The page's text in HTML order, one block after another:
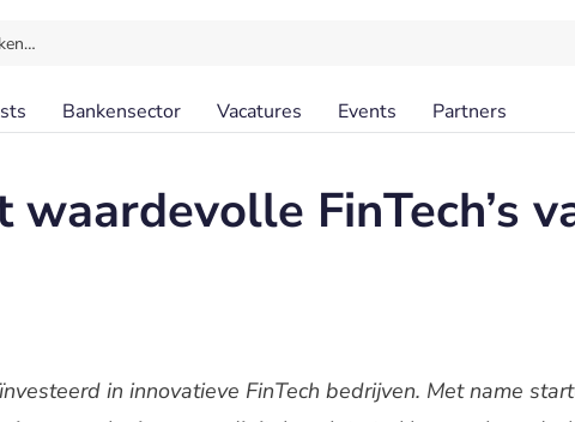
Bankensector Vacatures Events Partners
waardevolle FinTech’s
in innovatieve FinTech bedrijven. Met name